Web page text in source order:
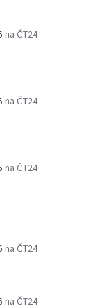
na ČT24
na ČT24
na ČT24
na ČT24
na ČT24